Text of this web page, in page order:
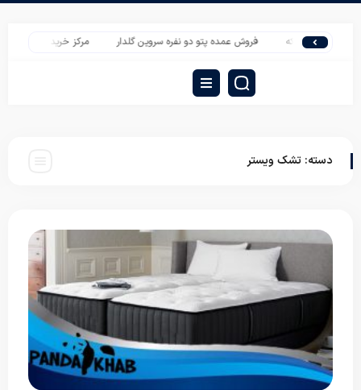
نفره شش تکه فروش عمده پتو دو نفره سروین گلدار مرکز خرید پتو نوزادی
دسته: تشک ویستر